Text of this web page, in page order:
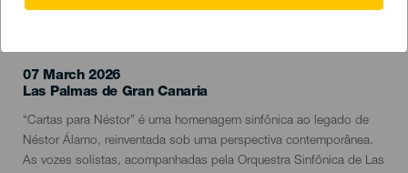
07 March 2026
Localidad
Las Palmas de Gran Canaria
Descripción
del
evento
“Cartas para Néstor” é uma homenagem sinfônica ao legado de
Néstor Álamo, reinventada sob uma perspectiva contemporânea.
As vozes solistas, acompanhadas pela Orquestra Sinfônica de Las